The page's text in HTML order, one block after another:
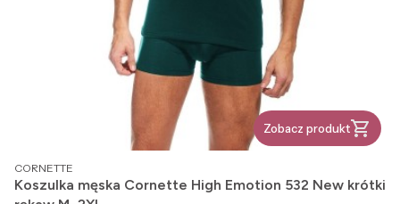
Zobacz produkt
PRODUCENT
CORNETTE
Koszulka męska Cornette High Emotion 532 New krótki